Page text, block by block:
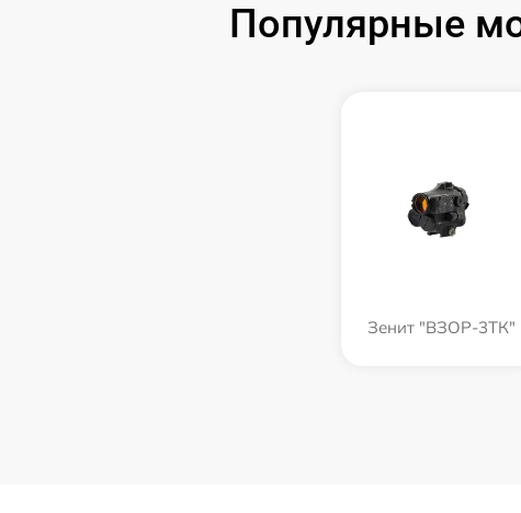
Популярные
Зенит "ВЗОР-3ТК"